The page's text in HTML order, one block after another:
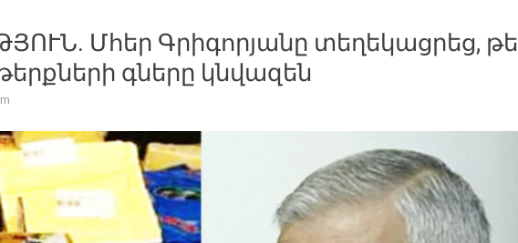
Մհեր Գրիգորյանը տեղեկացրեց, թե
գները կնվազեն